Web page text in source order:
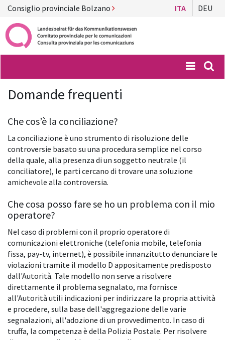
Consiglio provinciale Bolzano ITA DEU
Menü
Domande frequenti
Che cos’è la conciliazione?
La conciliazione è uno strumento di risoluzione delle
controversie basato su una procedura semplice nel corso
della quale, alla presenza di un soggetto neutrale (il
conciliatore), le parti cercano di trovare una soluzione
amichevole alla controversia.
Che cosa posso fare se ho un problema con il mio
operatore?
Nel caso di problemi con il proprio operatore di
comunicazioni elettroniche (telefonia mobile, telefonia
fissa, pay-tv, internet), è possibile innanzitutto denunciare le
violazioni tramite il modello D appositamente predisposto
dall'Autorità. Tale modello non serve a risolvere
direttamente il problema segnalato, ma fornisce
all'Autorità utili indicazioni per indirizzare la propria attività
e procedere, sulla base dell'aggregazione delle varie
segnalazioni, all'adozione di un provvedimento. In caso di
truffa, la competenza è della Polizia Postale. Per risolvere